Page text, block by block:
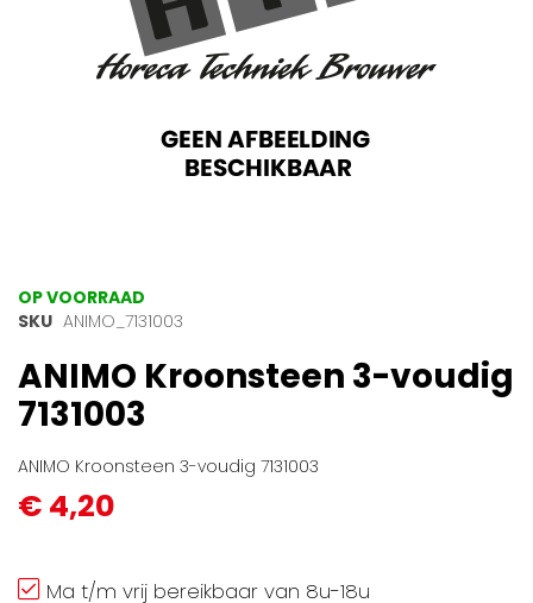
Ga
naar
begin
van
de
gallerij
OP VOORRAAD
SKU ANIMO_7131003
ANIMO Kroonsteen 3-voudig
7131003
ANIMO Kroonsteen 3-voudig 7131003
€ 4,20
Ma t/m vrij bereikbaar van 8u-18u